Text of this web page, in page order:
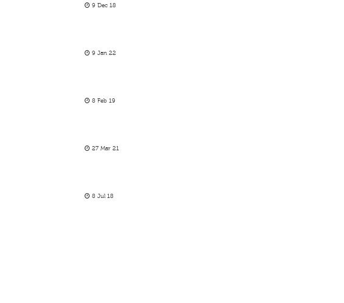
9 Dec 18
9 Jan 22
8 Feb 19
27 Mar 21
8 Jul 18